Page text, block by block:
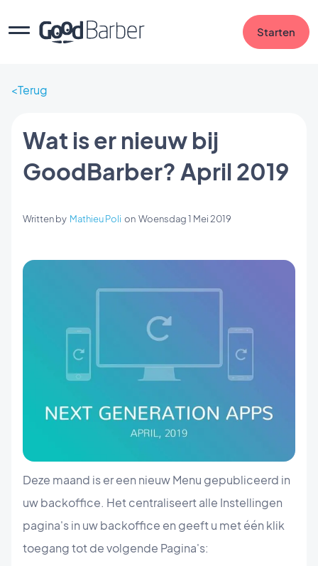
Starten
Terug
Wat is er nieuw bij
GoodBarber? April 2019
Written by Mathieu Poli on Woensdag 1 Mei 2019
Deze maand is er een nieuw Menu gepubliceerd in
uw backoffice. Het centraliseert alle Instellingen
pagina's in uw backoffice en geeft u met één klik
toegang tot de volgende Pagina's: